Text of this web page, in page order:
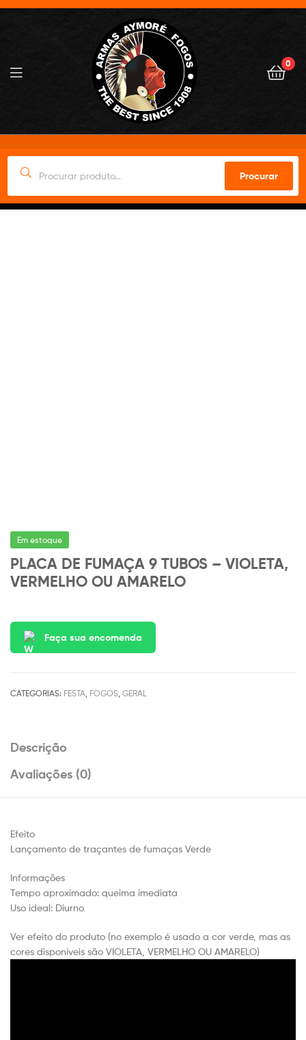
0
Procurar
Em estoque
PLACA DE FUMAÇA 9 TUBOS – VIOLETA,
VERMELHO OU AMARELO
Faça sua encomenda
CATEGORIAS: FESTA FOGOS GERAL
Descrição
Avaliações (0)
Efeito
Lançamento de traçantes de fumaças Verde
Informações
Tempo aproximado: queima imediata
Uso ideal: Diurno
Ver efeito do produto (no exemplo é usado a cor verde, mas as
cores disponíveis são VIOLETA, VERMELHO OU AMARELO)